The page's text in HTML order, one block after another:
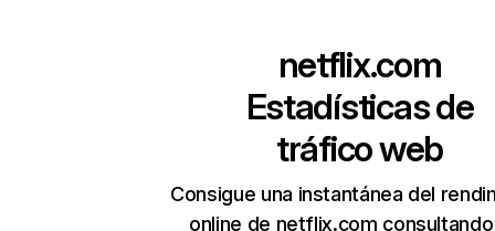
netflix.com
Estadísticas de
tráfico web
Consigue una instantánea del
online de netflix.com